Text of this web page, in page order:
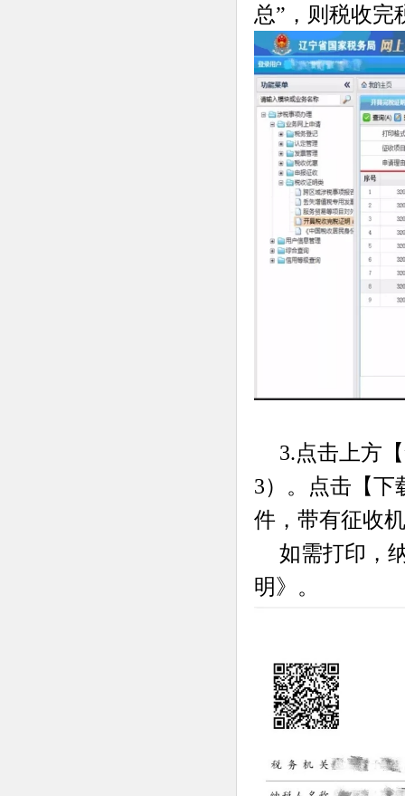
总”，则税收完
3.点击上方
3）。点击【下
件，带有征收
如需打印，
明》。